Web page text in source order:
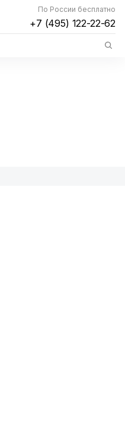
По России бесплатно
+7 (495) 122-22-62